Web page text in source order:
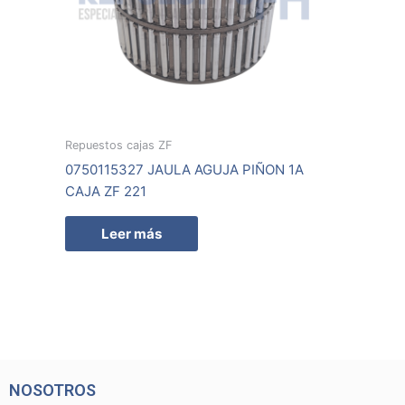
Repuestos cajas ZF
0750115327 JAULA AGUJA PIÑON 1A
CAJA ZF 221
Leer más
NOSOTROS